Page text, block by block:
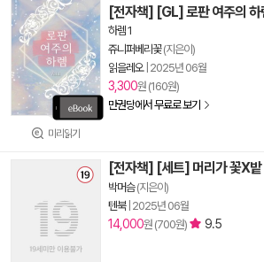
미리읽기
[전자책] [GL] 로판 여주의 하
하렘 1
쥬니퍼베리꽃(지은이)
읽을레오| 2025년 06월
3,300원 (160원)
만권당에서 무료로 보기
[전자책] [세트] 머리가 꽃X
박머슴(지은이)
텐북| 2025년 06월
14,000원 (700원) 9.5